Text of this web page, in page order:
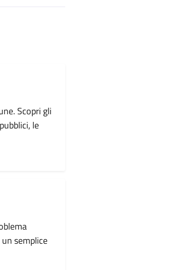
Scopri gli
le
semplice